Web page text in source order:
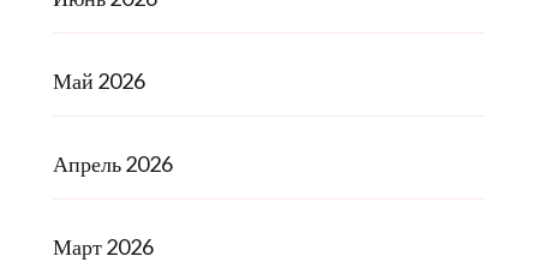
Май 2026
Апрель 2026
Март 2026